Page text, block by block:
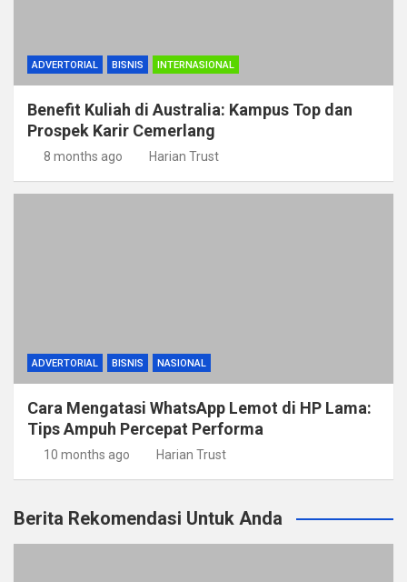
ADVERTORIAL BISNIS INTERNASIONAL
Benefit Kuliah di Australia: Kampus Top dan
Prospek Karir Cemerlang
8 months ago Harian Trust
ADVERTORIAL BISNIS NASIONAL
Cara Mengatasi WhatsApp Lemot di HP Lama:
Tips Ampuh Percepat Performa
10 months ago Harian Trust
Berita Rekomendasi Untuk Anda